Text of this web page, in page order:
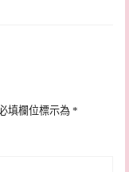
填欄位標示為 *